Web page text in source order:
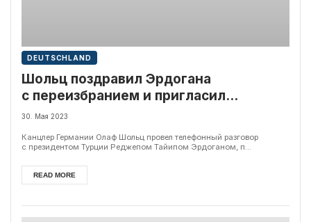
DEUTSCHLAND
Шольц поздравил Эрдогана
с переизбранием и пригласил
посетить Берлин
30. Мая 2023
Канцлер Германии Олаф Шольц провел телефонный разговор
с президентом Турции Реджепом Тайипом Эрдоганом, п...
READ MORE